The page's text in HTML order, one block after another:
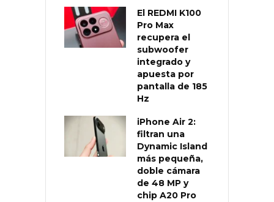
El REDMI K100
Pro Max
recupera el
subwoofer
integrado y
apuesta por
pantalla de 185
Hz
iPhone Air 2:
filtran una
Dynamic Island
más pequeña,
doble cámara
de 48 MP y
chip A20 Pro